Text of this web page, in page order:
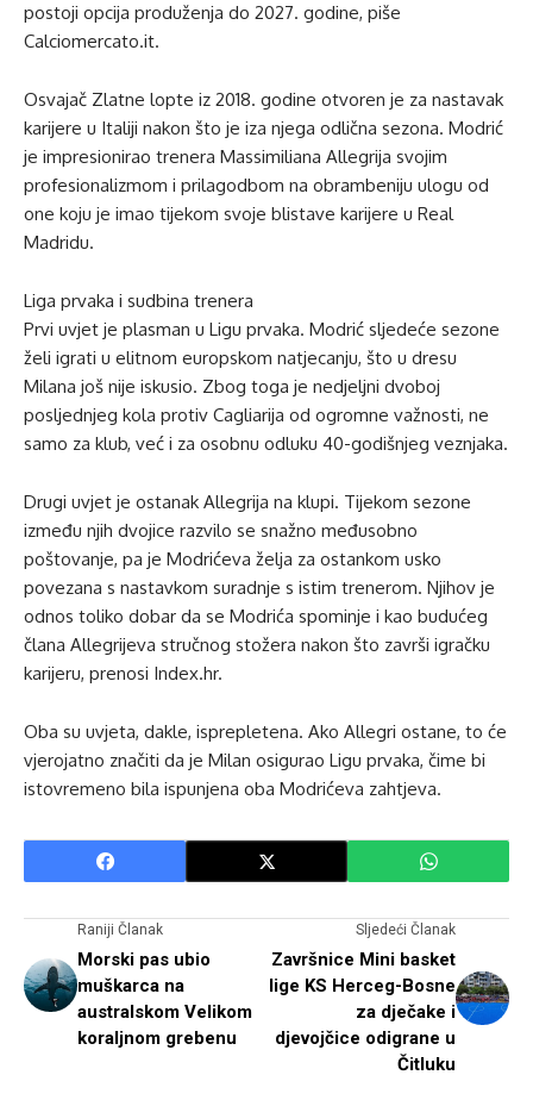
postoji opcija produženja do 2027. godine, piše
Calciomercato.it.
Osvajač Zlatne lopte iz 2018. godine otvoren je za nastavak
karijere u Italiji nakon što je iza njega odlična sezona. Modrić
je impresionirao trenera Massimiliana Allegrija svojim
profesionalizmom i prilagodbom na obrambeniju ulogu od
one koju je imao tijekom svoje blistave karijere u Real
Madridu.
Liga prvaka i sudbina trenera
Prvi uvjet je plasman u Ligu prvaka. Modrić sljedeće sezone
želi igrati u elitnom europskom natjecanju, što u dresu
Milana još nije iskusio. Zbog toga je nedjeljni dvoboj
posljednjeg kola protiv Cagliarija od ogromne važnosti, ne
samo za klub, već i za osobnu odluku 40-godišnjeg veznjaka.
Drugi uvjet je ostanak Allegrija na klupi. Tijekom sezone
između njih dvojice razvilo se snažno međusobno
poštovanje, pa je Modrićeva želja za ostankom usko
povezana s nastavkom suradnje s istim trenerom. Njihov je
odnos toliko dobar da se Modrića spominje i kao budućeg
člana Allegrijeva stručnog stožera nakon što završi igračku
karijeru, prenosi Index.hr.
Oba su uvjeta, dakle, isprepletena. Ako Allegri ostane, to će
vjerojatno značiti da je Milan osigurao Ligu prvaka, čime bi
istovremeno bila ispunjena oba Modrićeva zahtjeva.
Raniji Članak
Morski pas ubio
muškarca na
australskom Velikom
koraljnom grebenu
Sljedeći Članak
Završnice Mini basket
lige KS Herceg-Bosne
za dječake i
djevojčice odigrane u
Čitluku